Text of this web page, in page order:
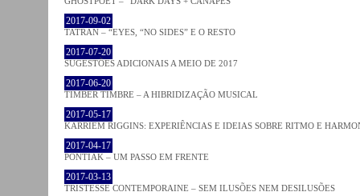
2017-09-02
TATRAN – “EYES, “NO SIDES” E O RESTO
2017-07-20
SUGESTÕES ADICIONAIS A MEIO DE 2017
2017-06-20
TIMBER TIMBRE – A HIBRIDIZAÇÃO MUSICAL
2017-05-17
KARRIEM RIGGINS: EXPERIÊNCIAS E IDEIAS SOBRE RITMO E
2017-04-17
PONTIAK – UM PASSO EM FRENTE
2017-03-13
TRISTESSE CONTEMPORAINE – SEM ILUSÕES NEM DESILUSÕES